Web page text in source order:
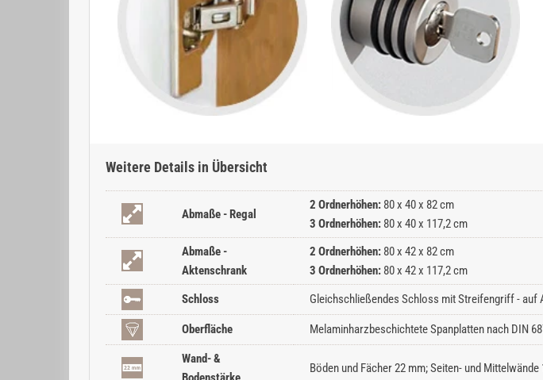
Weitere Details in Übersicht
Abmaße - Regal
2 Ordnerhöhen: 80 x 40 x 82 cm
3 Ordnerhöhen: 80 x 40 x 117,2 cm
Abmaße -
Aktenschrank
2 Ordnerhöhen: 80 x 42 x 82 cm
3 Ordnerhöhen: 80 x 42 x 117,2 cm
Schloss
Gleichschließendes Schloss mit Streifengriff -
Oberfläche Melaminharzbeschichtete Spanplatten nach DIN
Wand- &
Böden und Fächer 22 mm; Seiten- und Mittelwände